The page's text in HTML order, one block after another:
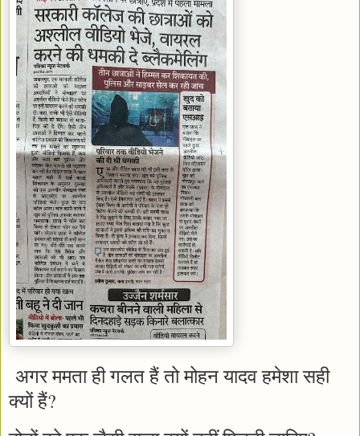
अगर ममता ही गलत हैं तो मोहन यादव हमेशा सही
क्यों हैं?